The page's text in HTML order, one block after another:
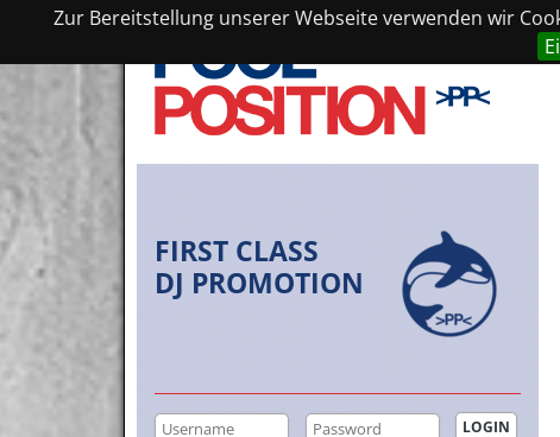
Zur Bereitstellung unserer Webseite verwenden wir
FIRST CLASS
DJ PROMOTION